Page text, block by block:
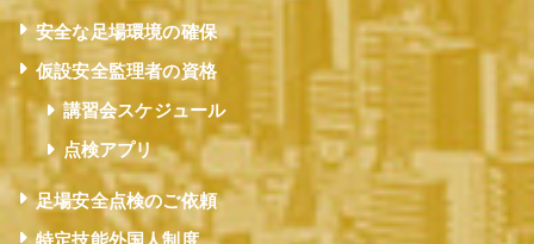
安全な足場環境の確保
仮設安全監理者の資格
講習会スケジュール
点検アプリ
足場安全点検のご依頼